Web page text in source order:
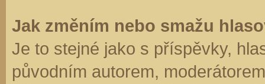
Jak změním nebo smažu
Je to stejné jako s příspěvky,
původním autorem,